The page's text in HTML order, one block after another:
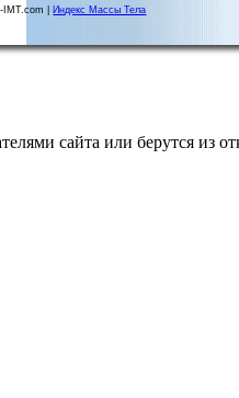
IMT.com | Индекс Массы Тела
сайта или берутся из